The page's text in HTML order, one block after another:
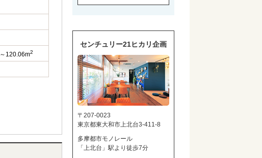
～120.06m2
センチュリー21ヒカリ企画
〒207-0023
東京都東大和市上北台3-411-8
多摩都市モノレール
「上北台」駅より徒歩7分